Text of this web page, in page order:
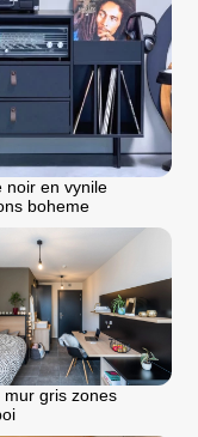
noir en vynile
boheme
mur gris zones